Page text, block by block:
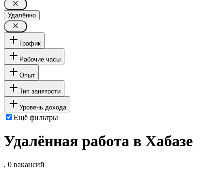
Удалённо
График
Рабочие часы
Опыт
Тип занятости
Уровень дохода
Ещё фильтры
Удалённая работа в Хабазе
, 0 вакансий